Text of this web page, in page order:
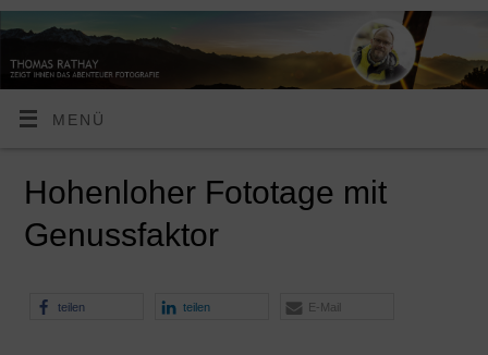
MENÜ
Hohenloher Fototage mit
Genussfaktor
teilen teilen E-Mail